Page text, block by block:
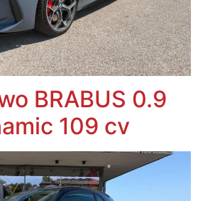
BRABUS 0.9
109 cv